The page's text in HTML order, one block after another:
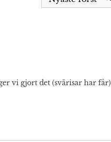
vi gjort det (svärisar har får)